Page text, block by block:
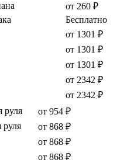
от 260 ₽
Бесплатно
от 1301 ₽
от 1301 ₽
от 1301 ₽
от 2342 ₽
от 2342 ₽
руля
от 954 ₽
руля
от 868 ₽
от 868 ₽
от 868 ₽